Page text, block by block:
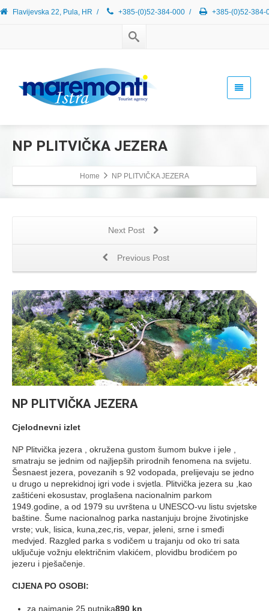
Flavijevska 22, Pula, HR / +385-(0)52-384-000 / +385-(0)52-
NP PLITVIČKA JEZERA
Home NP PLITVIČKA JEZERA
Next Post
Previous Post
NP PLITVIČKA JEZERA
Cjelodnevni izlet
NP Plitvička jezera , okružena gustom šumom bukve i jele ,
smatraju se jednim od najljepših prirodnih fenomena na svijetu.
Šesnaest jezera, povezanih s 92 vodopada, prelijevaju se jedno
u drugo u neprekidnoj igri vode i svjetla. Plitvička jezera su ,kao
zaštićeni ekosustav, proglašena nacionalnim parkom
1949.godine, a od 1979 su uvrštena u UNESCO-vu listu svjetske
baštine. Šume nacionalnog parka nastanjuju brojne životinjske
vrste; vuk, lisica, kuna,zec,ris, vepar, jeleni, srne i smeđi
medvjed. Razgled parka s vodičem u trajanju od oko tri sata
uključuje vožnju električnim vlakićem, plovidbu brodićem po
jezeru i pješačenje.
CIJENA PO OSOBI:
za najmanje 25 putnika890 kn